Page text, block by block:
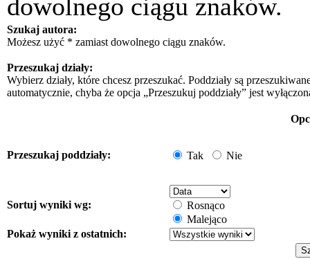
dowolnego ciągu znaków.
Szukaj autora:
Możesz użyć * zamiast dowolnego ciągu znaków.
Przeszukaj działy:
Wybierz działy, które chcesz przeszukać. Poddziały są
automatycznie, chyba że opcja „Przeszukuj poddziały” jest
Przeszukaj poddziały: Tak Nie
Sortuj wyniki wg:
Rosnąco
Malejąco
Pokaż wyniki z ostatnich: